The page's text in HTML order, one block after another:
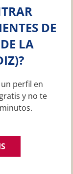
DE
LA
perfil en
y no te